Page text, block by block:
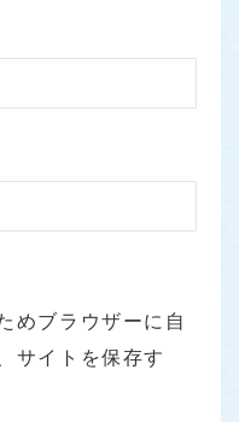
めブラウザーに自
サイトを保存す